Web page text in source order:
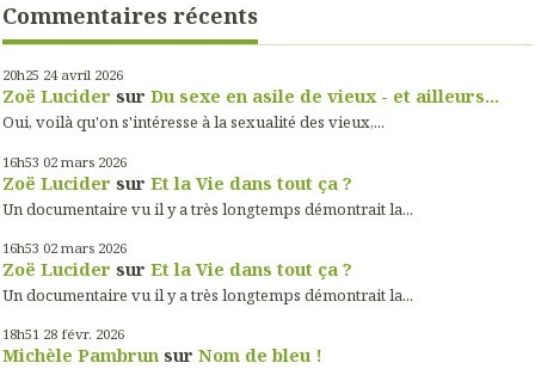
Commentaires récents
20h25 24 avril 2026
Zoë Lucider sur Du sexe en asile de vieux - et ailleurs...
Oui, voilà qu'on s'intéresse à la sexualité des vieux,...
16h53 02 mars 2026
Zoë Lucider sur Et la Vie dans tout ça ?
Un documentaire vu il y a très longtemps démontrait la...
16h53 02 mars 2026
Zoë Lucider sur Et la Vie dans tout ça ?
Un documentaire vu il y a très longtemps démontrait la...
18h51 28 févr. 2026
Michèle Pambrun sur Nom de bleu !